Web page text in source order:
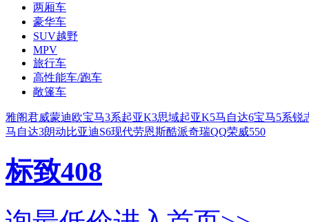
两厢车
豪华车
SUV越野
MPV
旅行车
高性能车/跑车
敞篷车
雅阁君威蒙迪欧宝马3系起亚K3思域起亚K5马自达6宝马5系锐
马自达3朗动比亚迪S6现代劳恩斯酷派奇瑞QQ荣威550
标致408